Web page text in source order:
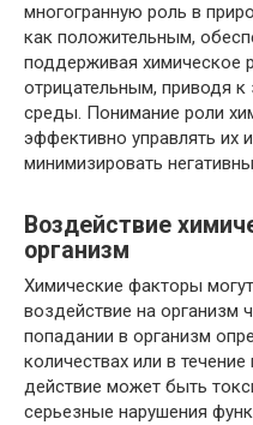
многогранную роль в
как положительным,
поддерживая химическое
отрицательным, приводя
среды. Понимание роли
эффективно управлять их
минимизировать
Воздействие
организм
Химические факторы
воздействие на организм
попадании в организм
количествах или в
действие может быть
серьезные нарушения